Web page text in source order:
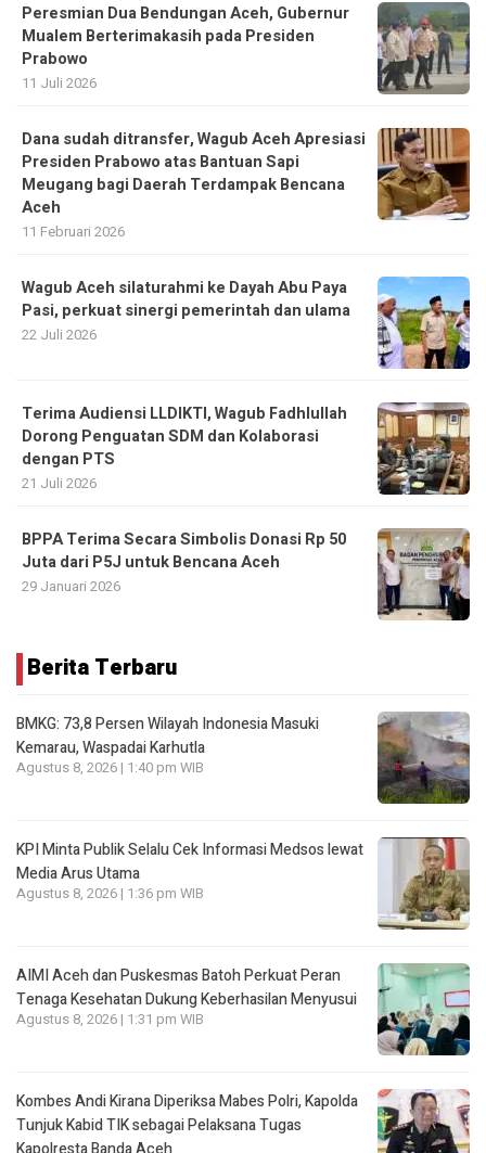
Peresmian Dua Bendungan Aceh, Gubernur
Mualem Berterimakasih pada Presiden
Prabowo
11 Juli 2026
Dana sudah ditransfer, Wagub Aceh Apresiasi
Presiden Prabowo atas Bantuan Sapi
Meugang bagi Daerah Terdampak Bencana
Aceh ‎
11 Februari 2026
Wagub Aceh silaturahmi ke Dayah Abu Paya
Pasi, perkuat sinergi pemerintah dan ulama
22 Juli 2026
Terima Audiensi LLDIKTI, Wagub Fadhlullah
Dorong Penguatan SDM dan Kolaborasi
dengan PTS
21 Juli 2026
BPPA Terima Secara Simbolis Donasi Rp 50
Juta dari P5J untuk Bencana Aceh
29 Januari 2026
Berita Terbaru
BMKG: 73,8 Persen Wilayah Indonesia Masuki
Kemarau, Waspadai Karhutla
Agustus 8, 2026 | 1:40 pm WIB
KPI Minta Publik Selalu Cek Informasi Medsos lewat
Media Arus Utama
Agustus 8, 2026 | 1:36 pm WIB
AIMI Aceh dan Puskesmas Batoh Perkuat Peran
Tenaga Kesehatan Dukung Keberhasilan Menyusui
Agustus 8, 2026 | 1:31 pm WIB
Kombes Andi Kirana Diperiksa Mabes Polri, Kapolda
Tunjuk Kabid TIK sebagai Pelaksana Tugas